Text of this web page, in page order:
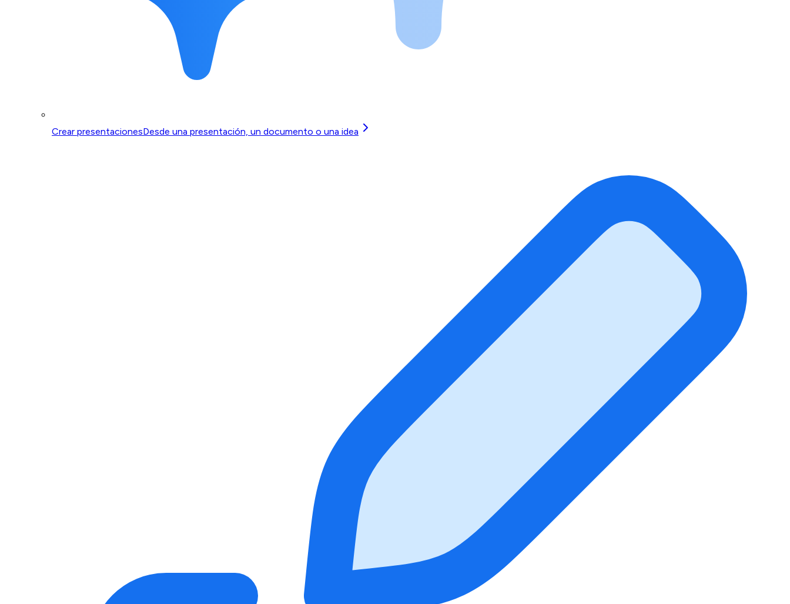
Crear presentacionesDesde una presentación, un documento o una idea